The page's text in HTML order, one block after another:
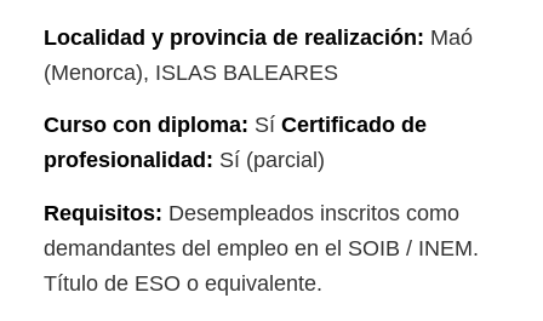
Localidad y provincia de realización: Maó
(Menorca), ISLAS BALEARES
Curso con diploma: Sí Certificado de
profesionalidad: Sí (parcial)
Requisitos: Desempleados inscritos como
demandantes del empleo en el SOIB / INEM.
Título de ESO o equivalente.